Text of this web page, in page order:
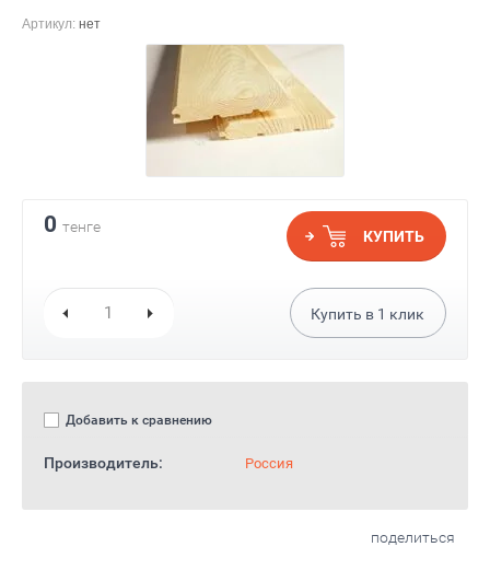
Артикул: нет
0 тенге
КУПИТЬ
Купить в 1 клик
Добавить к сравнению
Производитель: Россия
поделиться